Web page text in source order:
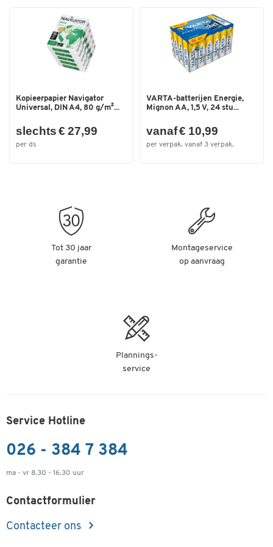
Verdere details:
Afmetingen: B 949,3 x D 114,3 x H 590,6 mm
Gewicht: 5,10 kg
Kopieerpapier Navigator
Universal, DIN A4, 80 g/m²...
slechts € 27,99
per ds
VARTA-batterijen Energie,
Mignon AA, 1,5 V, 24 stu...
vanaf € 10,99
per verpak. vanaf 3 verpak.
Tot 30 jaar
garantie
Montageservice
op aanvraag
Plannings-
service
Service Hotline
026 - 384 7 384
ma - vr 8.30 - 16.30 uur
Contactformulier
Contacteer ons